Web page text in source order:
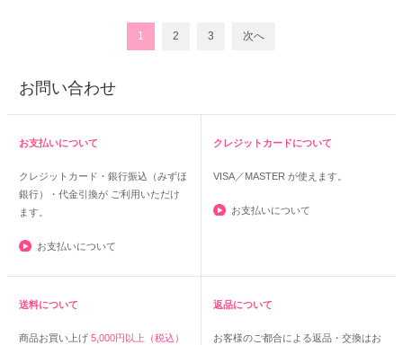
1 2 3 次へ
お問い合わせ
お支払いについて
クレジットカード・銀行振込（みずほ
銀行）・代金引換が ご利用いただけ
ます。
お支払いについて
クレジットカードについて
VISA／MASTER が使えます。
お支払いについて
送料について
商品お買い上げ 5,000円以上（税込）
返品について
お客様のご都合による返品・交換はお